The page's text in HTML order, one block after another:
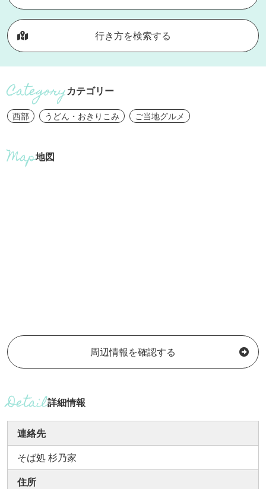
行き方を検索する
カテゴリー
西部 うどん・おきりこみ ご当地グルメ
地図
周辺情報を確認する
詳細情報
連絡先
そば処 杉乃家
住所